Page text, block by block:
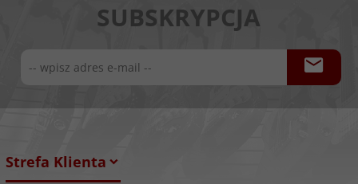
SUBSKRYPCJA
Strefa Klienta